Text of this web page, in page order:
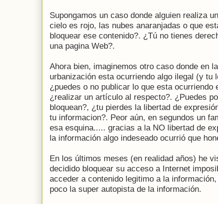
Supongamos un caso donde alguien realiza
cielo es rojo, las nubes anaranjadas o que
bloquear ese contenido?. ¿Tú no tienes
una pagina Web?.
Ahora bien, imaginemos otro caso donde en
urbanización esta ocurriendo algo ilegal (y tu
¿puedes o no publicar lo que esta ocurriendo
¿realizar un artículo al respecto?. ¿Puedes
bloquean?, ¿tu pierdes la libertad de
tu informacion?. Peor aún, en segundos un
esa esquina..... gracias a la NO libertad de
la información algo indeseado ocurrió que
En los últimos meses (en realidad años) he
decidido bloquear su acceso a Internet
acceder a contenido legitimo a la
poco la super autopista de la información.